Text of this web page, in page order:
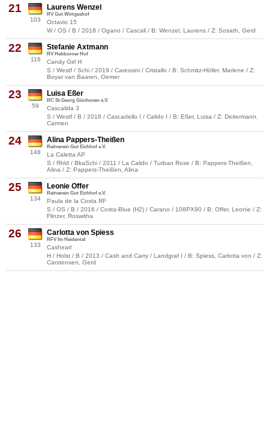
21
103
Laurens Wenzel
RV Gut Wirtgeshof
Octavio 15
W / OS / B / 2018 / Ogano / Cascall / B: Wenzel, Laurens / Z: Sosath, Gerd
22
116
Stefanie Axtmann
RV Hebborner Hof
Candy Girl H
S / Westf / Schi / 2019 / Caressini / Cristallo / B: Schmitz-Höller, Marlene / Z:
Boyar van Baaren, Oemer
23
59
Luisa Eßer
RC St.Georg Günhoven e.V.
Cascalida 3
S / Westf / B / 2018 / Cascadello I / Calido I / B: Eßer, Luisa / Z: Deitermann,
Carmen
24
148
Alina Pappers-Theißen
Reitverein Gut Eichhof e.V.
La Caletta AP
S / Rhld / BkaSchi / 2011 / La Calido / Turban Rose / B: Pappers-Theißen,
Alina / Z: Pappers-Theißen, Alina
25
134
Leonie Offer
Reitverein Gut Eichhof e.V.
Paula de la Costa RF
S / OS / B / 2016 / Costa-Blue (H2) / Carano / 108PX90 / B: Offer, Leonie / Z:
Flinzer, Roswitha
26
133
Carlotta von Spiess
RFV Im Heidental
Cashearl
H / Holst / B / 2013 / Cash and Carry / Landgraf I / B: Spiess, Carlotta von / Z:
Carstensen, Gerd